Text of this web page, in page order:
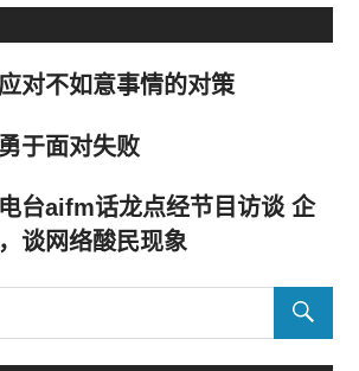
对不如意事情的对策
于面对失败
台aifm话龙点经节目访谈 企
谈网络酸民现象